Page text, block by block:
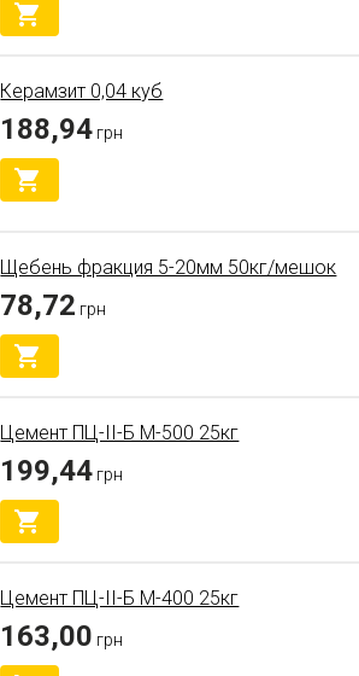
Керамзит 0,04 куб
188,94 грн
Щебень фракция 5-20мм 50кг/мешок
78,72 грн
Цемент ПЦ-II-Б М-500 25кг
199,44 грн
Цемент ПЦ-II-Б М-400 25кг
163,00 грн